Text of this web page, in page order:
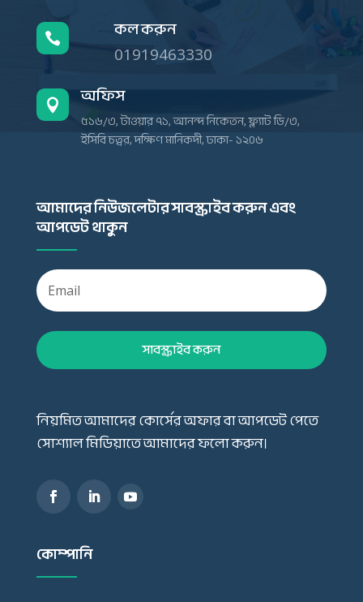
 কল করুন
01919463330
 অফিস
৫১৬/৩, টাওয়ার ৭১, আনন্দ নিকেতন, ফ্ল্যাট ডি/৩,
ইসিবি চত্বর, দক্ষিণ মানিকদী, ঢাকা- ১২০৬
আমাদের নিউজলেটার সাবস্ক্রাইব করুন এবং
আপডেট থাকুন
সাবস্ক্রাইব করুন
নিয়মিত আমাদের কোর্সের অফার বা আপডেট পেতে
সোশ্যাল মিডিয়াতে আমাদের ফলো করুন।
কোম্পানি